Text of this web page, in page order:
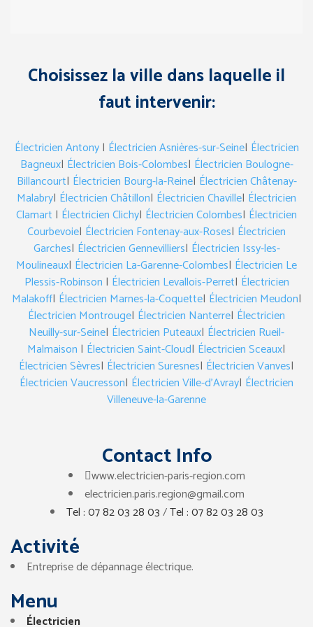
Choisissez la ville dans laquelle il
faut intervenir:
Électricien Antony| Électricien Asnières-sur-Seine| Électricien
Bagneux| Électricien Bois-Colombes| Électricien Boulogne-
Billancourt| Électricien Bourg-la-Reine| Électricien Châtenay-
Malabry| Électricien Châtillon| Électricien Chaville| Électricien
Clamart | Électricien Clichy| Électricien Colombes| Électricien
Courbevoie| Électricien Fontenay-aux-Roses| Électricien
Garches| Électricien Gennevilliers| Électricien Issy-les-
Moulineaux| Électricien La-Garenne-Colombes| Électricien Le
Plessis-Robinson | Électricien Levallois-Perret| Électricien
Malakoff| Électricien Marnes-la-Coquette| Électricien Meudon|
Électricien Montrouge| Électricien Nanterre| Électricien
Neuilly-sur-Seine| Électricien Puteaux| Électricien Rueil-
Malmaison | Électricien Saint-Cloud| Électricien Sceaux|
Électricien Sèvres| Électricien Suresnes| Électricien Vanves|
Électricien Vaucresson| Électricien Ville-d’Avray| Électricien
Villeneuve-la-Garenne
Contact Info
www.electricien-paris-region.com
electricien.paris.region@gmail.com
Tel : 07 82 03 28 03/Tel : 07 82 03 28 03
Activité
Entreprise de dépannage électrique.
Menu
Électricien